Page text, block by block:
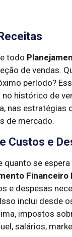
todo
de vendas.
período?
histórico de
nas estratégias
de mercado.
Custos e
quanto se
Financeiro
e despesas
inclui desde
impostos
salários,